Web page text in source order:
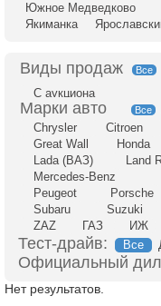
Южное Медведково
Якиманка
Все
С аукциона
Все
Chrysler
Citroen
Great Wall
Honda
Lada (ВАЗ)
Land
Mercedes-Benz
Peugeot
Porsche
Subaru
Suzuki
ZAZ
ГАЗ ИЖ
Тест-драйв: Все
Официальный
Нет результатов.